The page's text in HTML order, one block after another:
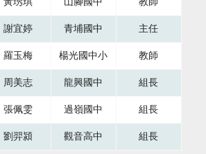
謝宜婷 青埔國中 主任
羅玉梅 楊光國中小 教師
周美志 龍興國中 組長
張佩雯 過嶺國中 組長
劉羿潁 觀音高中 組長